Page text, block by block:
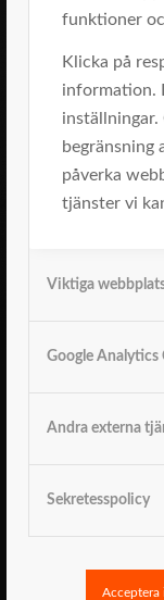
funktioner
Klicka på
information.
inställningar.
begränsning
påverka
tjänster vi
Viktiga
Google Analytics
Andra externa
Sekretesspolicy
Acceptera
affärsbeslut
Navigera
Nyheter
Vi hjälper er med
Tre fallgropar